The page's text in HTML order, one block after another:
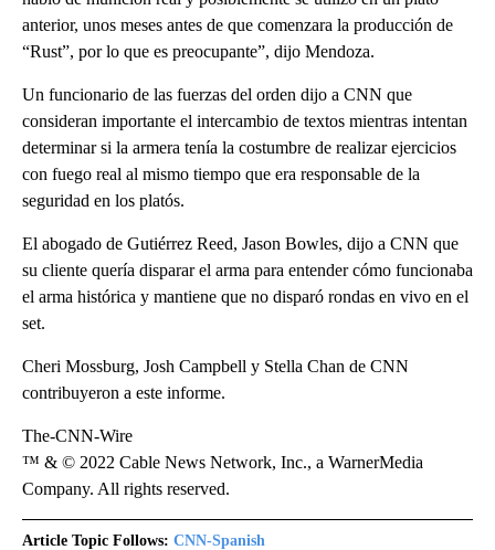
anterior, unos meses antes de que comenzara la producción de
“Rust”, por lo que es preocupante”, dijo Mendoza.
Un funcionario de las fuerzas del orden dijo a CNN que
consideran importante el intercambio de textos mientras intentan
determinar si la armera tenía la costumbre de realizar ejercicios
con fuego real al mismo tiempo que era responsable de la
seguridad en los platós.
El abogado de Gutiérrez Reed, Jason Bowles, dijo a CNN que
su cliente quería disparar el arma para entender cómo funcionaba
el arma histórica y mantiene que no disparó rondas en vivo en el
set.
Cheri Mossburg, Josh Campbell y Stella Chan de CNN
contribuyeron a este informe.
The-CNN-Wire
™ & © 2022 Cable News Network, Inc., a WarnerMedia
Company. All rights reserved.
Article Topic Follows: CNN-Spanish